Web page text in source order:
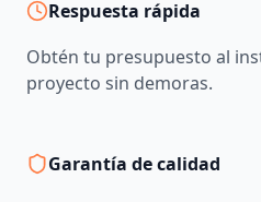
Respuesta rápida
Obtén tu presupuesto al
proyecto sin demoras.
Garantía de calidad